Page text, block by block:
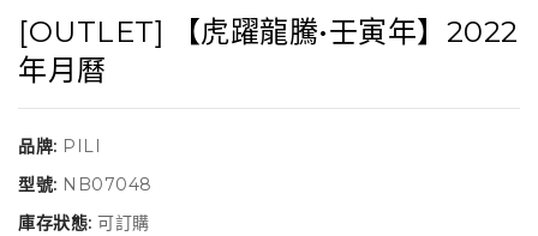
[OUTLET] 【虎躍龍騰•壬寅年】2022
年月曆
品牌: PILI
型號: NB07048
庫存狀態: 可訂購